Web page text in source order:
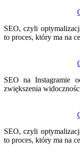
SEO, czyli
to proces, który ma na
SEO na Instagramie
zwiększenia
SEO, czyli
to proces, który ma na